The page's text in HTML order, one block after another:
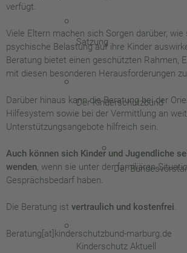
Satzung
Der Kinderschutzbund
Der
Kinderschutz Aktuell
verfügt.
Viele Eltern machen sich Sorgen darüber, wie
psychische Belastung auf ihre Kinder
Beratung bietet einen geschützten Rahmen,
mit diesen besonderen Herausforderungen
Darüber hinaus kann die Beratung bei der
Hilfesystem sowie bei der Vermittlung an
Unterstützungsangebote hilfreich sein.
Auch können sich Kinder und Jugendliche
wenden, wenn sie unter der familiären
Gesprächsbedarf haben.
Die Beratung ist vertraulich und kostenfrei.
Beratung[at]kinderschutzbund-marburg.de